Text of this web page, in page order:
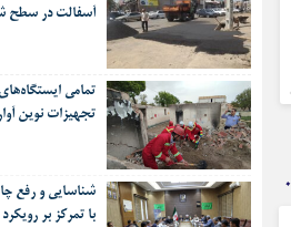
آسفالت در سطح
تمامی
تجهیزات نوین
شناسایی و رفع
با تمرکز بر